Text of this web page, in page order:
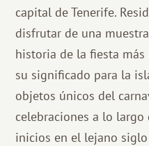
capital de Tenerife.
disfrutar de una
historia de la fiesta
su significado para la
objetos únicos del
celebraciones a lo
inicios en el lejano